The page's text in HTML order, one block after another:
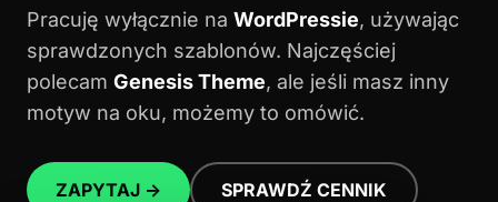
Pracuję wyłącznie na WordPressie, używając
sprawdzonych szablonów. Najczęściej
polecam Genesis Theme, ale jeśli masz inny
motyw na oku, możemy to omówić.
ZAPYTAJ → SPRAWDŹ CENNIK